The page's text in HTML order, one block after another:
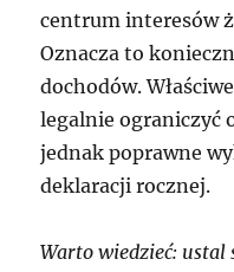
centrum interesów
Oznacza to
dochodów.
legalnie ograniczyć
jednak poprawne
deklaracji rocznej.
Warto wiedzieć: ustal